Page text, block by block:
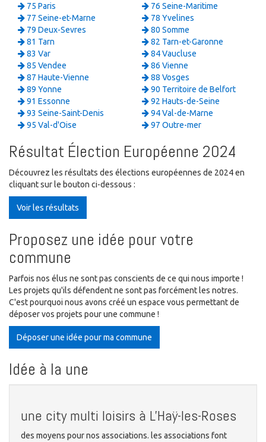
75 Paris
76 Seine-Maritime
77 Seine-et-Marne
78 Yvelines
79 Deux-Sevres
80 Somme
81 Tarn
82 Tarn-et-Garonne
83 Var
84 Vaucluse
85 Vendee
86 Vienne
87 Haute-Vienne
88 Vosges
89 Yonne
90 Territoire de Belfort
91 Essonne
92 Hauts-de-Seine
93 Seine-Saint-Denis
94 Val-de-Marne
95 Val-d'Oise
97 Outre-mer
Résultat Élection Européenne 2024
Découvrez les résultats des élections européennes de 2024 en
cliquant sur le bouton ci-dessous :
Voir les résultats
Proposez une idée pour votre
commune
Parfois nos élus ne sont pas conscients de ce qui nous importe !
Les projets qu'ils défendent ne sont pas forcément les notres.
C'est pourquoi nous avons créé un espace vous permettant de
déposer vos projets pour une commune !
Déposer une idée pour ma commune
Idée à la une
une city multi loisirs à L'Haÿ-les-Roses
des moyens pour nos associations. les associations font